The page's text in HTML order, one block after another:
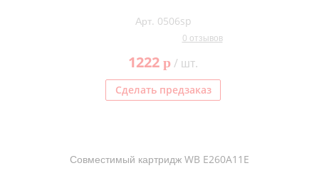
Арт. 0506sp
0 отзывов
1222 p/ шт.
Сделать предзаказ
Совместимый картридж WB E260A11E